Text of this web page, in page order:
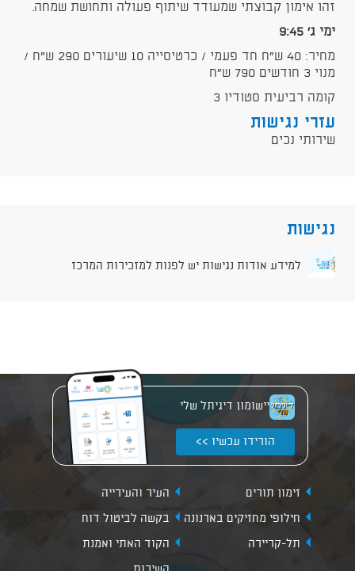
זהו אימון קבוצתי שמעודד שיתוף פעולה ותחושת שמחה.
ימי ג' 9:45
מחיר: 40 ש"ח חד פעמי / כרטיסייה 10 שיעורים 290 ש"ח /
מנוי 3 חודשים 790 ש"ח
קומה רביעית סטודיו 3
עזרי נגישות
שירותי נכים
נגישות
למידע אודות נגישות יש לפנות למזכירות המרכז
יישומון דיגיתל שלי
הורידו עכשיו >>
זימון תורים
העיר והעירייה
חילופי מחזיקים בארנונה
בקשה לביטול דוח
תל-קריירה
הקוד האתי ואמנת